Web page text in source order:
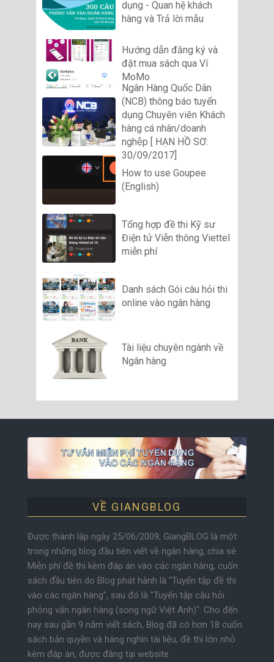
dụng - Quan hệ khách
hàng và Trả lời mẫu
Hướng dẫn đăng ký và
đặt mua sách qua Ví
MoMo
Ngân Hàng Quốc Dân
(NCB) thông báo tuyển
dụng Chuyên viên Khách
hàng cá nhân/doanh
nghệp [ HẠN HỒ SƠ:
30/09/2017]
How to use Goupee
(English)
Tổng hợp đề thi Kỹ sư
Điện tử Viễn thông Viettel
miễn phí
Danh sách Gói câu hỏi thi
online vào ngân hàng
Tài liệu chuyên ngành về
Ngân hàng
VỀ GIANGBLOG
Được thành lập ngày 25/06/2009, GiangBLOG là một
trong những blog đầu tiên viết về ngân hàng, chia sẻ
Miễn phí đề thi kèm đáp án vào các ngân hàng, cuốn
sách đầu tiên do Blog phát hành là "Tuyển tập đề thi
vào các ngân hàng", sau đó là "Tuyển tập câu hỏi
phỏng vấn ngân hàng (song ngữ Việt Anh)". Cho đến
nay sau gần 9 năm viết sách, Blog đã có hơn 18 cuốn
sách bản quyền và hàng nghìn tài liệu, đề thi lớn nhỏ
kèm đáp án, được đăng tại website